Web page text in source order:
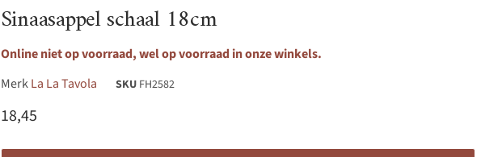
Sinaasappel schaal 18cm
Online niet op voorraad, wel op voorraad in onze winkels.
MerkLa La Tavola SKU FH2582
Huidige prijs
18,45